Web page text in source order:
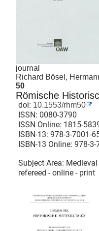
journal
Richard Bösel,
50
Römische
doi: 10.1553/rhm50
ISSN: 0080-3790
ISSN Online: 1815-
ISBN-13: 978-3-7001-
ISBN-13 Online: 978-3-
Subject Area:
refereed - online - print